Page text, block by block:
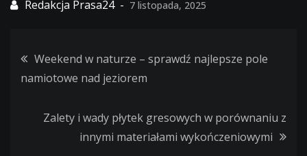
7 listopada, 2025
Nawigacja
wpisu
Weekend w naturze – sprawdź najlepsze pole
namiotowe nad jeziorem
Zalety i wady płytek gresowych w porównaniu z
innymi materiałami wykończeniowymi